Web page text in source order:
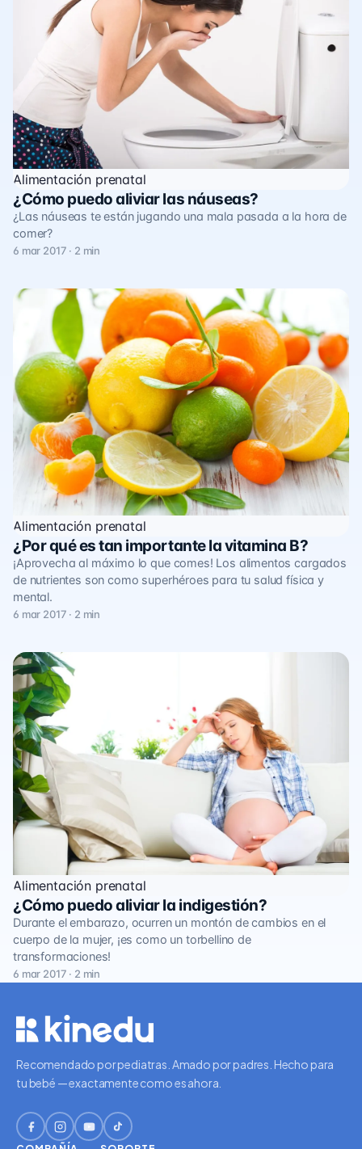
Alimentación prenatal
¿Cómo puedo aliviar las náuseas?
¿Las náuseas te están jugando una mala pasada a la hora de
comer?
6 mar 2017 · 2 min
Alimentación prenatal
¿Por qué es tan importante la vitamina B?
¡Aprovecha al máximo lo que comes! Los alimentos cargados
de nutrientes son como superhéroes para tu salud física y
mental.
6 mar 2017 · 2 min
Alimentación prenatal
¿Cómo puedo aliviar la indigestión?
Durante el embarazo, ocurren un montón de cambios en el
cuerpo de la mujer, ¡es como un torbellino de
transformaciones!
6 mar 2017 · 2 min
Recomendado por pediatras. Amado por padres. Hecho para
tu bebé — exactamente como es ahora.